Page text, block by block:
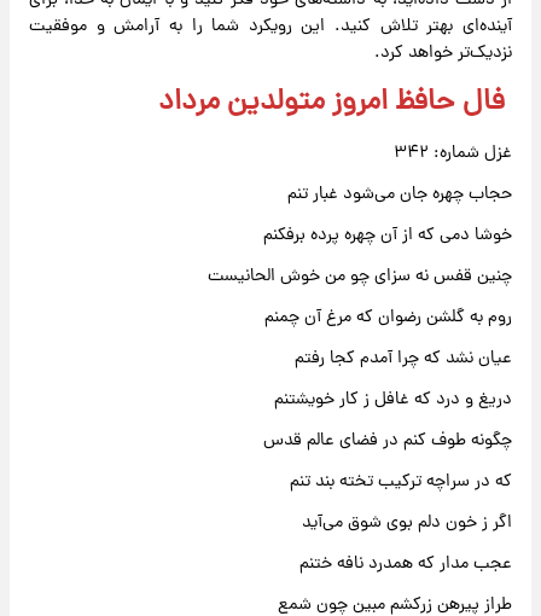
آینده‌ای بهتر تلاش کنید. این رویکرد شما را به آرامش و موفقیت
نزدیک‌تر خواهد کرد.
فال حافظ امروز متولدین مرداد
غزل شماره: ۳۴۲
حجاب چهره جان می‌شود غبار تنم
خوشا دمی که از آن چهره پرده برفکنم
چنین قفس نه سزای چو من خوش الحانیست
روم به گلشن رضوان که مرغ آن چمنم
عیان نشد که چرا آمدم کجا رفتم
دریغ و درد که غافل ز کار خویشتنم
چگونه طوف کنم در فضای عالم قدس
که در سراچه ترکیب تخته بند تنم
اگر ز خون دلم بوی شوق می‌آید
عجب مدار که همدرد نافه ختنم
طراز پیرهن زرکشم مبین چون شمع